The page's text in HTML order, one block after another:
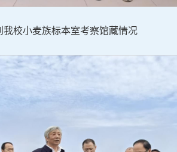
我校小麦族标本室考察馆藏情况